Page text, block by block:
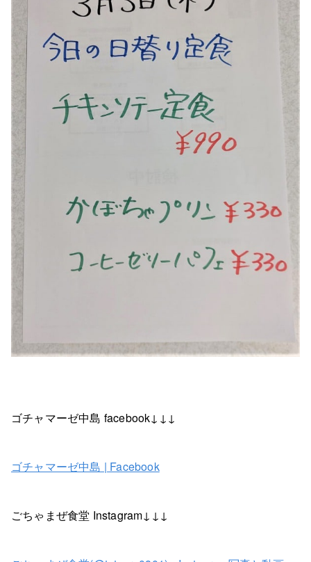
ゴチャマーゼ中島 facebook↓↓↓
ゴチャマーゼ中島 | Facebook
ごちゃまぜ食堂 Instagram↓↓↓